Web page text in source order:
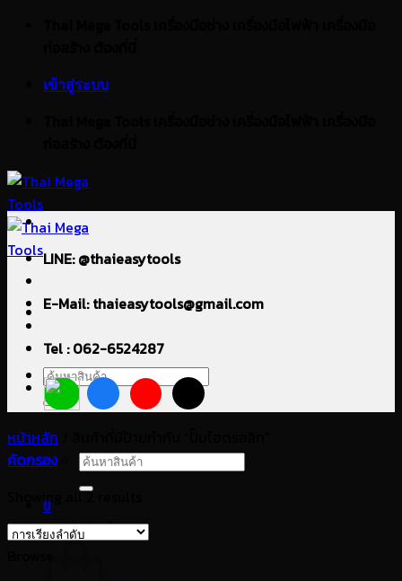
เข้าสู่ระบบ
ค้นหา:
ค้นหา:
0
ตะกร้าสินค้า
LINE: @thaieasytools
E-Mail: thaieasytools@gmail.com
Tel : 062-6524287
หน้าหลัก
คัดกรอง
Showing all 2 results